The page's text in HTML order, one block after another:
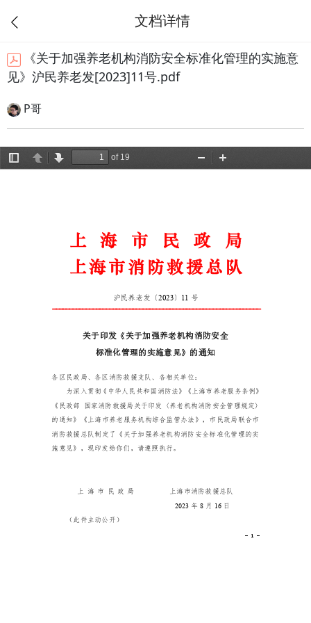
文档详情
《关于加强养老机构消防安全标准化管理的实施意
见》沪民养老发[2023]11号.pdf
P哥